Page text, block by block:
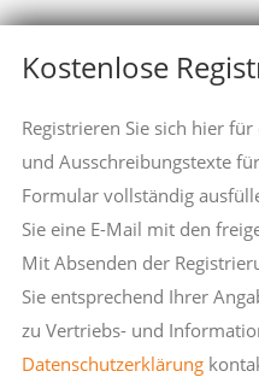
Kostenlose
Registrieren Sie sich hier
und Ausschreibungstexte
Formular vollständig
Sie eine E-Mail mit den
Mit Absenden der
Sie entsprechend Ihrer
zu Vertriebs- und
Datenschutzerklärung